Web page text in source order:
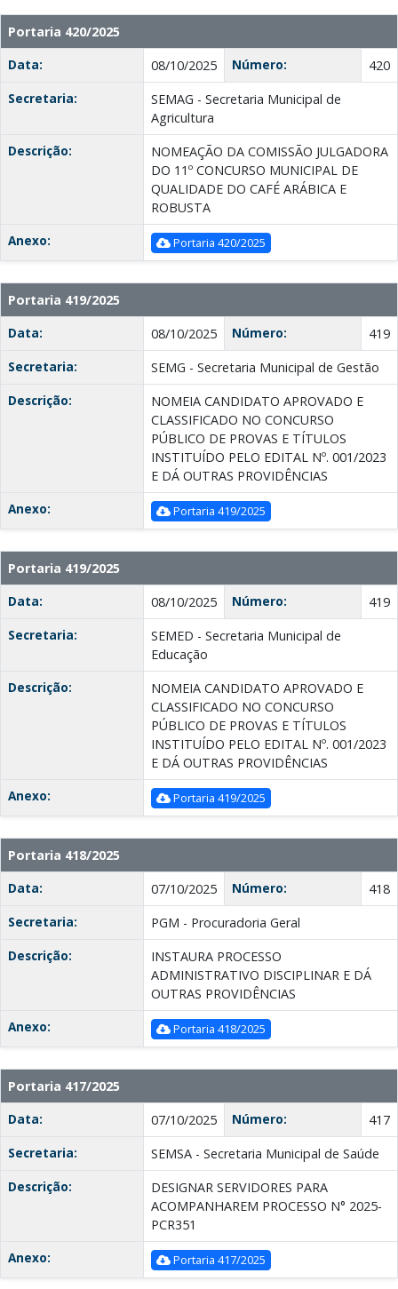
Portaria 420/2025
Data:
08/10/2025 Número:
420
Secretaria:
SEMAG - Secretaria Municipal de
Agricultura
Descrição:
NOMEAÇÃO DA COMISSÃO JULGADORA
DO 11º CONCURSO MUNICIPAL DE
QUALIDADE DO CAFÉ ARÁBICA E
ROBUSTA
Anexo:
Portaria 420/2025
Portaria 419/2025
Data:
08/10/2025 Número:
419
Secretaria:
SEMG - Secretaria Municipal de Gestão
Descrição:
NOMEIA CANDIDATO APROVADO E
CLASSIFICADO NO CONCURSO
PÚBLICO DE PROVAS E TÍTULOS
INSTITUÍDO PELO EDITAL Nº. 001/2023
E DÁ OUTRAS PROVIDÊNCIAS
Anexo:
Portaria 419/2025
Portaria 419/2025
Data:
08/10/2025 Número:
419
Secretaria:
SEMED - Secretaria Municipal de
Educação
Descrição:
NOMEIA CANDIDATO APROVADO E
CLASSIFICADO NO CONCURSO
PÚBLICO DE PROVAS E TÍTULOS
INSTITUÍDO PELO EDITAL Nº. 001/2023
E DÁ OUTRAS PROVIDÊNCIAS
Anexo:
Portaria 419/2025
Portaria 418/2025
Data:
07/10/2025 Número:
418
Secretaria:
PGM - Procuradoria Geral
Descrição:
INSTAURA PROCESSO
ADMINISTRATIVO DISCIPLINAR E DÁ
OUTRAS PROVIDÊNCIAS
Anexo:
Portaria 418/2025
Portaria 417/2025
Data:
07/10/2025 Número:
417
Secretaria:
SEMSA - Secretaria Municipal de Saúde
Descrição:
DESIGNAR SERVIDORES PARA
ACOMPANHAREM PROCESSO N° 2025-
PCR351
Anexo:
Portaria 417/2025